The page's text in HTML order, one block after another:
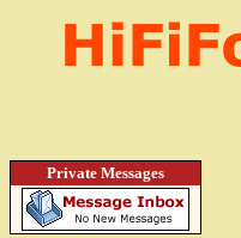
Private Messages